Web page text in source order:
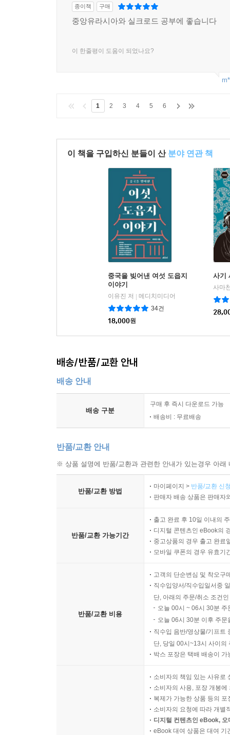
종이책 구매
중앙유라시아와 실크로드 공부에 좋습니다
이 한줄평이 도움이 되었나요?
1 2 3 4 5 6
이 책을 구입하신 분들이 산 분야 연관 책
중국을 빚어낸 여섯 도읍지
이야기
이유진 저 | 메디치미디어
34건
18,000원
사기
사마
배송/반품/교환 안내
배송 안내
배송 구분
구매 후 즉시 다운로드 가능
배송비 : 무료배송
반품/교환 안내
※ 상품 설명에 반품/교환과 관련한 안내가 있는경우 아
반품/교환 방법
마이페이지 > 반품/교환 신
판매자 배송 상품은 판매자
반품/교환 가능기간
출고 완료 후 10일 이내의
디지털 콘텐츠인 eBook의
중고상품의 경우 출고 완료
모바일 쿠폰의 경우 유효기
반품/교환 비용
고객의 단순변심 및 착오구
직수입양서/직수입일서중
단, 아래의 주문/취소 조건
오늘 00시 ~ 06시 30분
오늘 06시 30분 이후 주
직수입 음반/영상물/기프트
단, 당일 00시~13시 사이의
박스 포장은 택배 배송이
소비자의 책임 있는 사유로
소비자의 사용, 포장 개봉
복제가 가능한 상품 등의
소비자의 요청에 따라 개별
디지털 컨텐츠인 eBook,
eBook 대여 상품은 대여 기